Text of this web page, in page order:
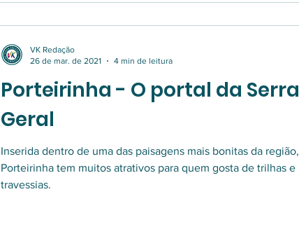
Porteirinha - O portal da Serra
Geral
Inserida dentro de uma das paisagens mais bonitas da região,
Porteirinha tem muitos atrativos para quem gosta de trilhas e
travessias.
VK Redação
26 de mar. de 2021
4 min de leitura